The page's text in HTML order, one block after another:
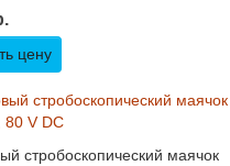
цену
стробоскопический маячок